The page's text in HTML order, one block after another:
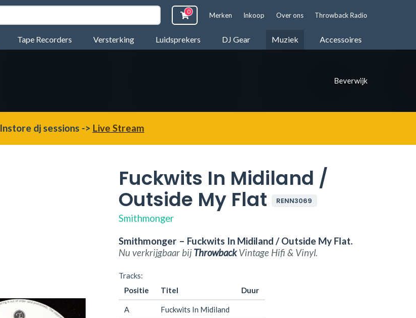
Tape Recorders Versterking Luidsprekers DJ Gear Muziek Accessoires
Merken Inkoop Over ons Throwback Radio
Beverwijk
Instore dj sessions -> Live Stream
Fuckwits In Midiland /
Outside My Flat
RENN3069
Smithmonger
Smithmonger – Fuckwits In Midiland / Outside My Flat.
Nu verkrijgbaar bij ThrowbackVintage Hifi & Vinyl.
Tracks:
Positie
Titel Duur
A Fuckwits In Midiland